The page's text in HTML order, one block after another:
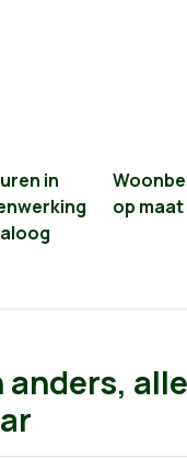
in
op maat
anders,